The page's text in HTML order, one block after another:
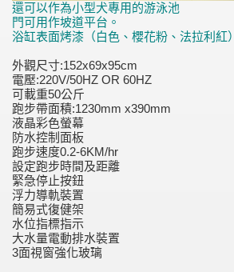
還可以作為小型犬專用的游泳池
門可用作坡道平台。
浴缸表面烤漆（白色、櫻花粉、法拉利紅）
外觀尺寸:152x69x95cm
電壓:220V/50HZ OR 60HZ
可載重50公斤
跑步帶面積:1230mm x390mm
液晶彩色螢幕
防水控制面板
跑步速度0.2-6KM/hr
設定跑步時間及距離
緊急停止按鈕
浮力導軌裝置
簡易式復健架
水位指標指示
大水量電動排水裝置
3面視窗強化玻璃